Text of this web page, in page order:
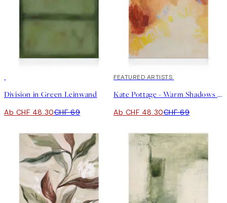
Division in Green Leinwand
Ab CHF 48.30CHF 69
30%*
FEATURED ARTISTS
Kate Pottage - Warm Shadows Leinwand
Ab CHF 48.30CHF 69